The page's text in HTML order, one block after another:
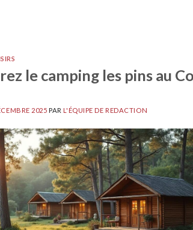
le camping les pins au
2025 PARL'ÉQUIPE DE REDACTION